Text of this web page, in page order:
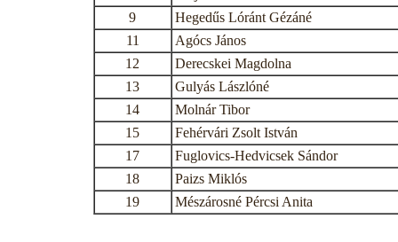
9
Hegedűs Lóránt Gézáné
11
Agócs János
12
Derecskei Magdolna
13
Gulyás Lászlóné
14
Molnár Tibor
15
Fehérvári Zsolt István
17
Fuglovics-Hedvicsek Sándor
18
Paizs Miklós
19
Mészárosné Pércsi Anita